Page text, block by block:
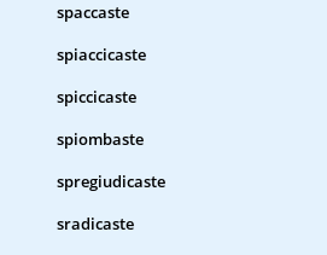
spaccaste
spiaccicaste
spiccicaste
spiombaste
spregiudicaste
sradicaste